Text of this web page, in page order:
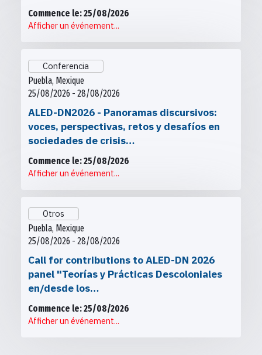
Commence le: 25/08/2026
Afficher un événement...
Conferencia
Puebla, Mexique
25/08/2026 - 28/08/2026
ALED-DN2026 - Panoramas discursivos:
voces, perspectivas, retos y desafíos en
sociedades de crisis…
Commence le: 25/08/2026
Afficher un événement...
Otros
Puebla, Mexique
25/08/2026 - 28/08/2026
Call for contributions to ALED-DN 2026
panel "Teorías y Prácticas Descoloniales
en/desde los…
Commence le: 25/08/2026
Afficher un événement...